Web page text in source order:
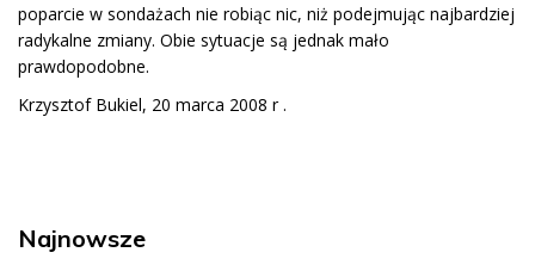
poparcie w sondażach nie robiąc nic, niż podejmując najbardziej
radykalne zmiany. Obie sytuacje są jednak mało
prawdopodobne.
Krzysztof Bukiel, 20 marca 2008 r .
Najnowsze